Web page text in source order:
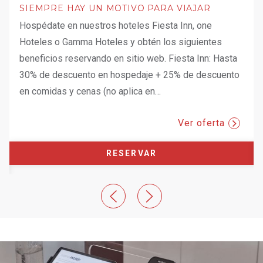
SIEMPRE HAY UN MOTIVO PARA VIAJAR
Hospédate en nuestros hoteles Fiesta Inn, one
Hoteles o Gamma Hoteles y obtén los siguientes
beneficios reservando en sitio web. Fiesta Inn: Hasta
30% de descuento en hospedaje + 25% de descuento
en comidas y cenas (no aplica en
Ver oferta
RESERVAR